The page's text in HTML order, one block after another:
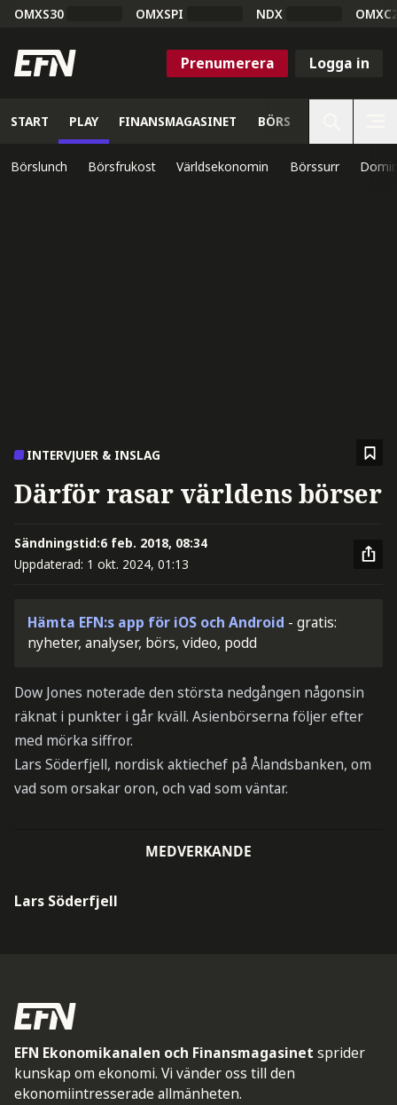
OMXS30 OMXSPI NDX
Prenumerera Logga in
START PLAY FINANSMAGASINET BÖRS
Börslunch Börsfrukost Världsekonomin Börssurr
INTERVJUER & INSLAG
Därför rasar världens börser
Sändningstid:6 feb. 2018, 08:34
Uppdaterad: 1 okt. 2024, 01:13
Hämta EFN:s app för iOS och Android - gratis:
nyheter, analyser, börs, video, podd
Dow Jones noterade den största nedgången någonsin
räknat i punkter i går kväll. Asienbörserna följer efter
med mörka siffror.
Lars Söderfjell, nordisk aktiechef på Ålandsbanken, om
vad som orsakar oron, och vad som väntar.
MEDVERKANDE
Lars Söderfjell
EFN Ekonomikanalen och Finansmagasinet sprider
kunskap om ekonomi. Vi vänder oss till den
ekonomiintresserade allmänheten.